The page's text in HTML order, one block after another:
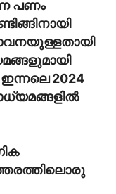
പണം
ഇന്നലെ 2024